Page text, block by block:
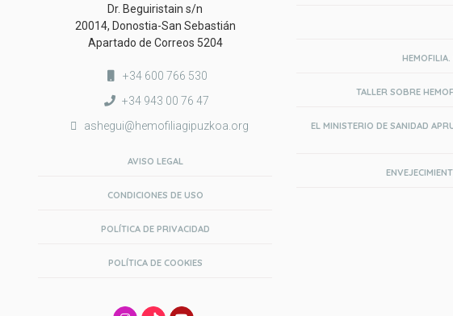
Dr. Beguiristain s/n
20014, Donostia-San Sebastián
Apartado de Correos 5204
+34 600 766 530
+34 943 00 76 47
ashegui@hemofiliagipuzkoa.org
AVISO LEGAL
CONDICIONES DE USO
POLÍTICA DE PRIVACIDAD
POLÍTICA DE COOKIES
TALLER SOBRE
EL MINISTERIO DE SANIDAD